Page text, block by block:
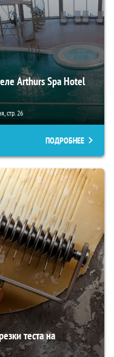
Arthurs Spa Hotel
стр. 26
ПОДРОБНЕЕ
теста на